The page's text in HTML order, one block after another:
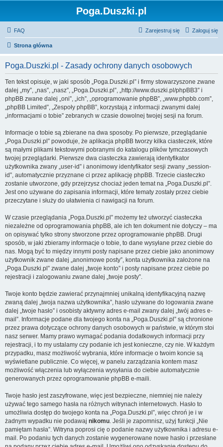
Poga.Duszki.pl
FAQ Zaloguj się
Zarejestruj się
Strona główna
Poga.Duszki.pl - Zasady ochrony danych osobowych
Ten tekst opisuje, w jaki sposób „Poga.Duszki.pl” i firmy stowarzyszone zwane
dalej „my”, „nas”, „nasz”, „Poga.Duszki.pl”, „http://www.duszki.pl/phpBB3” i
phpBB zwane dalej „oni”, „ich”, „oprogramowanie phpBB”, „www.phpbb.com”,
„phpBB Limited”, „Zespoły phpBB”, korzystają z informacji zwanymi dalej
„informacjami o tobie” zebranych w czasie dowolnej twojej sesji na forum.
Informacje o tobie są zbierane na dwa sposoby. Po pierwsze, przeglądanie
„Poga.Duszki.pl” powoduje, że aplikacja phpBB tworzy kilka ciasteczek, które
są małymi plikami tekstowymi pobranymi do katalogu plików tymczasowych
twojej przeglądarki. Pierwsze dwa ciasteczka zawierają identyfikator
użytkownika zwany „user-id” i anonimowy identyfikator sesji zwany „session-
id”, automatycznie przyznane ci przez aplikację phpBB. Trzecie ciasteczko
zostanie utworzone, gdy przejrzysz chociaż jeden temat na „Poga.Duszki.pl”.
Jest ono używane do zapisania informacji, które tematy zostały przez ciebie
przeczytane i służy do ułatwienia ci nawigacji na forum.
W czasie przeglądania „Poga.Duszki.pl” możemy też utworzyć ciasteczka
niezależne od oprogramowania phpBB, ale ich ten dokument nie dotyczy – ma
on opisywać tylko strony stworzone przez oprogramowanie phpBB. Drugi
sposób, w jaki zbieramy informacje o tobie, to dane wysyłane przez ciebie do
nas. Mogą być to między innymi posty napisane przez ciebie jako anonimowy
użytkownik zwane dalej „anonimowe posty”, konta użytkownika założone na
„Poga.Duszki.pl” zwane dalej „twoje konto” i posty napisane przez ciebie po
rejestracji i zalogowaniu zwane dalej „twoje posty”.
Twoje konto będzie zawierać przynajmniej unikalną identyfikacyjną nazwę
zwaną dalej „twoja nazwa użytkownika”, hasło używane do logowania zwane
dalej „twoje hasło” i osobisty aktywny adres e-mail zwany dalej „twój adres e-
mail”. Informacje podane dla twojego konta na „Poga.Duszki.pl” są chronione
przez prawa dotyczące ochrony danych osobowych w państwie, w którym stoi
nasz serwer. Mamy prawo wymagać podania dodatkowych informacji przy
rejestracji, i to my ustalamy czy podanie ich jest konieczne, czy nie. W każdym
przypadku, masz możliwość wybrania, które informacje o twoim koncie są
wyświetlane publicznie. Co więcej, w panelu zarządzania kontem masz
możliwość włączenia lub wyłączenia wysyłania do ciebie automatycznie
generowanych przez oprogramowanie phpBB e-maili.
Twoje hasło jest zaszyfrowane, więc jest bezpieczne, niemniej nie należy
używać tego samego hasła na różnych witrynach internetowych. Hasło to
umożliwia dostęp do twojego konta na „Poga.Duszki.pl”, więc chroń je i w
żadnym wypadku nie podawaj nikomu. Jeśli je zapomnisz, użyj funkcji „Nie
pamiętam hasła”. Witryna poprosi cię o podanie nazwy użytkownika i adresu e-
mail. Po podaniu tych danych zostanie wygenerowane nowe hasło i przesłane